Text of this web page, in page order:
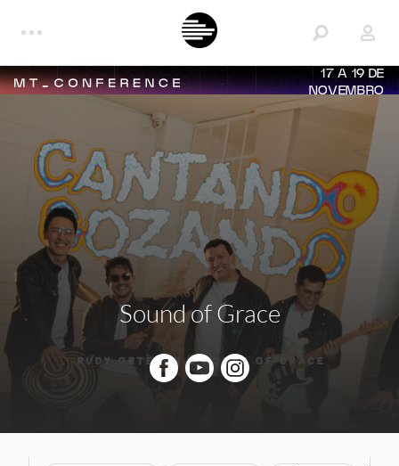
17 A 19 DE
NOVEMBRO
Sound of Grace